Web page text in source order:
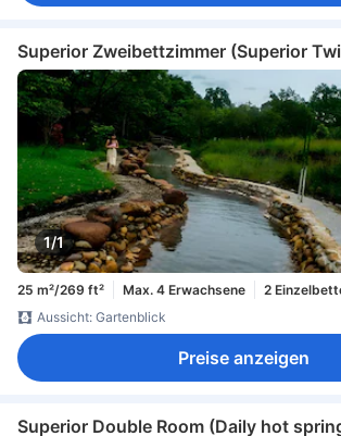
Superior Zweibettzimmer (Superior
1/1
25 m²/269 ft² Max. 4 Erwachsene
2
Aussicht: Gartenblick
Preise anzeigen
Superior Double Room (Daily hot